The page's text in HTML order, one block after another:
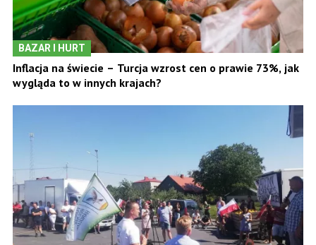
BAZAR I HURT
Inflacja na świecie – Turcja wzrost cen o prawie 73%, jak
wygląda to w innych krajach?